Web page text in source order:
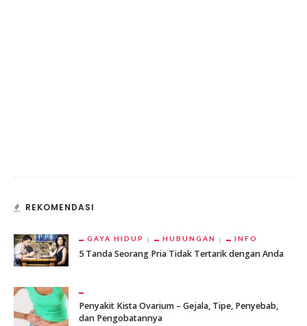
REKOMENDASI
GAYA HIDUP HUBUNGAN INFO
5 Tanda Seorang Pria Tidak Tertarik dengan Anda
Penyakit Kista Ovarium – Gejala, Tipe, Penyebab,
dan Pengobatannya